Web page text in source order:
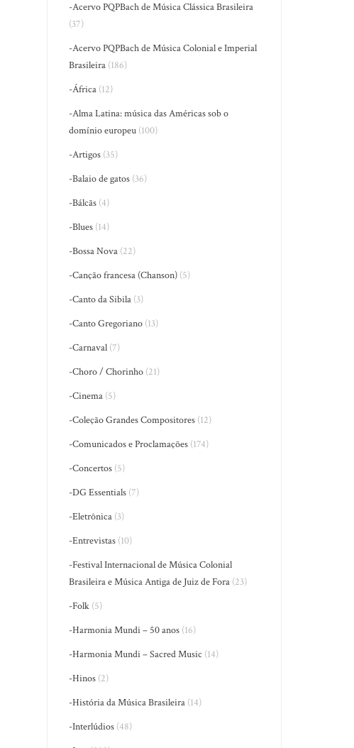
-Acervo PQPBach de Música Clássica Brasileira
(37)
-Acervo PQPBach de Música Colonial e Imperial
Brasileira (186)
-África (12)
-Alma Latina: música das Américas sob o
domínio europeu (100)
-Artigos (35)
-Balaio de gatos (36)
-Bálcãs (4)
-Blues (14)
-Bossa Nova (22)
-Canção francesa (Chanson) (5)
-Canto da Sibila (3)
-Canto Gregoriano (13)
-Carnaval (7)
-Choro / Chorinho (21)
-Cinema (5)
-Coleção Grandes Compositores (12)
-Comunicados e Proclamações (174)
-Concertos (5)
-DG Essentials (7)
-Eletrônica (3)
-Entrevistas (10)
-Festival Internacional de Música Colonial
Brasileira e Música Antiga de Juiz de Fora (23)
-Folk (5)
-Harmonia Mundi – 50 anos (16)
-Harmonia Mundi – Sacred Music (14)
-Hinos (2)
-História da Música Brasileira (14)
-Interlúdios (48)